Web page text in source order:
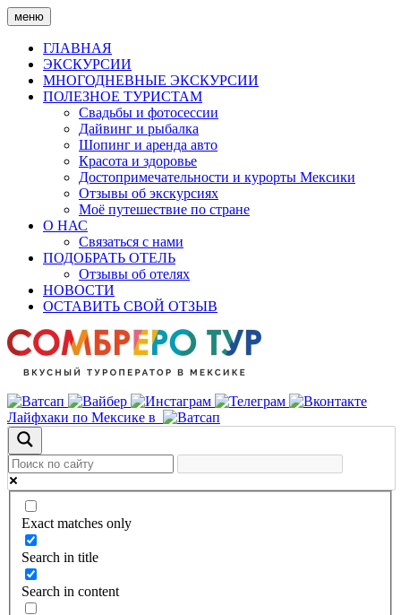
Skip
to
content
меню
ГЛАВНАЯ
ЭКСКУРСИИ
МНОГОДНЕВНЫЕ ЭКСКУРСИИ
ПОЛЕЗНОЕ ТУРИСТАМ
Свадьбы и фотосессии
Дайвинг и рыбалка
Шопинг и аренда авто
Красота и здоровье
Достопримечательности и курорты Мексики
Отзывы об экскурсиях
Моё путешествие по стране
О НАС
Связаться с нами
ПОДОБРАТЬ ОТЕЛЬ
Отзывы об отелях
НОВОСТИ
ОСТАВИТЬ СВОЙ ОТЗЫВ
Лайфхаки по Мексике в
Exact matches only
Search in title
Search in content